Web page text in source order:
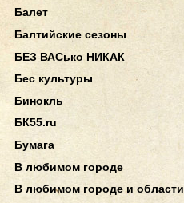
Балет
Балтийские сезоны
БЕЗ ВАСько НИКАК
Бес культуры
Бинокль
БК55.ru
Бумага
В любимом городе
В любимом городе и области